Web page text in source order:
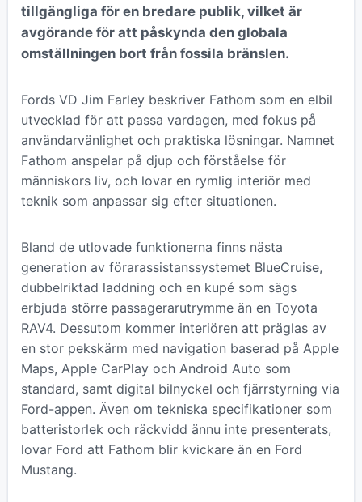
tillgängliga för en bredare publik, vilket är
avgörande för att påskynda den globala
omställningen bort från fossila bränslen.
Fords VD Jim Farley beskriver Fathom som en elbil
utvecklad för att passa vardagen, med fokus på
användarvänlighet och praktiska lösningar. Namnet
Fathom anspelar på djup och förståelse för
människors liv, och lovar en rymlig interiör med
teknik som anpassar sig efter situationen.
Bland de utlovade funktionerna finns nästa
generation av förarassistanssystemet BlueCruise,
dubbelriktad laddning och en kupé som sägs
erbjuda större passagerarutrymme än en Toyota
RAV4. Dessutom kommer interiören att präglas av
en stor pekskärm med navigation baserad på Apple
Maps, Apple CarPlay och Android Auto som
standard, samt digital bilnyckel och fjärrstyrning via
Ford-appen. Även om tekniska specifikationer som
batteristorlek och räckvidd ännu inte presenterats,
lovar Ford att Fathom blir kvickare än en Ford
Mustang.